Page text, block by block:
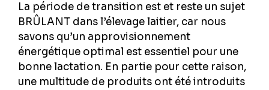
La période de transition est et reste un sujet
BRÛLANT dans l’élevage laitier, car nous
savons qu’un approvisionnement
énergétique optimal est essentiel pour une
bonne lactation. En partie pour cette raison,
une multitude de produits ont été introduits